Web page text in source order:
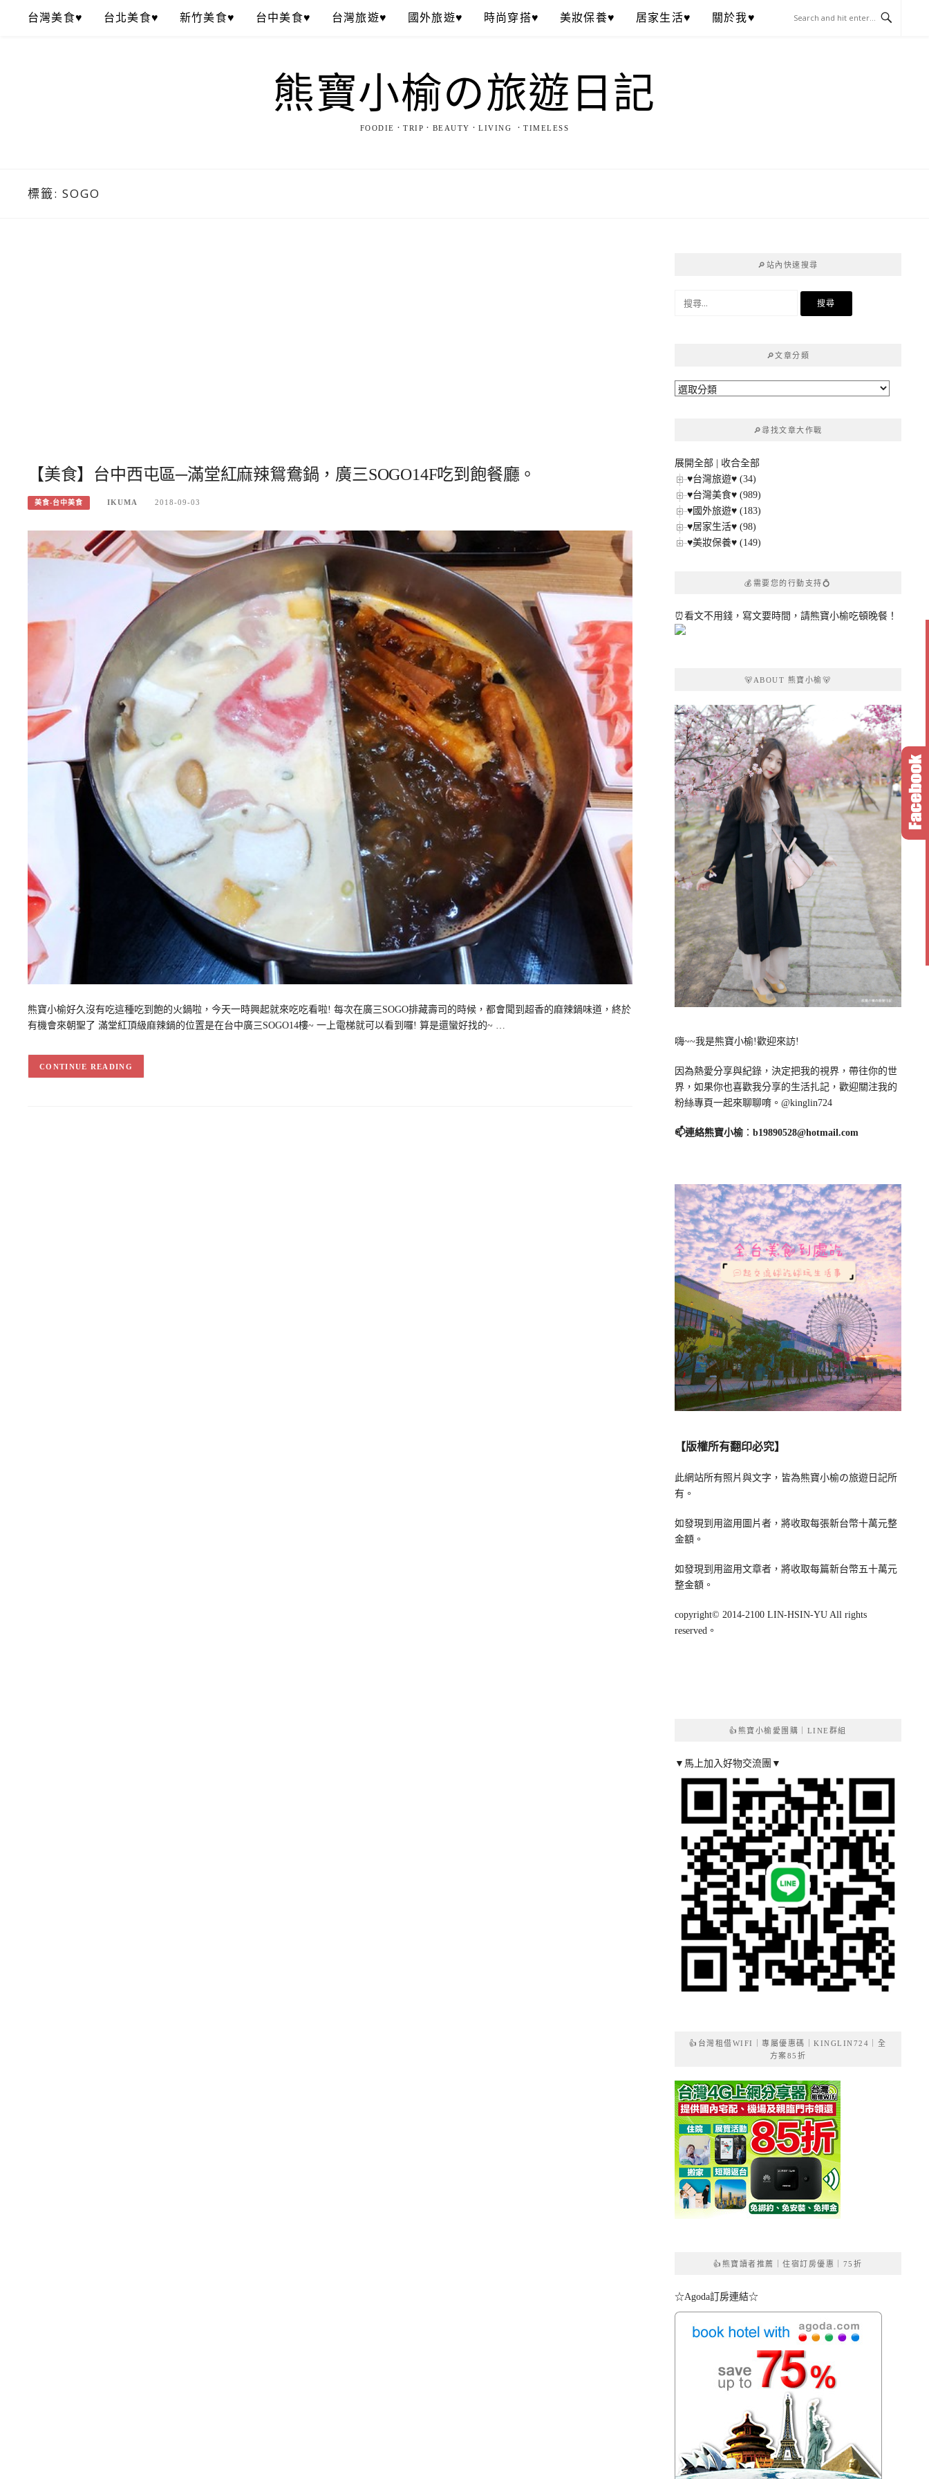
台灣美食♥ 台北美食♥ 新竹美食♥ 台中美食♥ 台灣旅遊♥ 國外旅遊♥ 時尚穿搭♥ 美妝保養♥ 居家生活♥ 關於我♥
熊寶小榆の旅遊日記
FOODIE．TRIP．BEAUTY．LIVING ．TIMELESS
標籤: SOGO
【美食】台中西屯區─滿堂紅麻辣鴛鴦鍋，廣三SOGO14F吃到飽餐廳。
美食-台中美食 IKUMA 2018-09-03
熊寶小榆好久沒有吃這種吃到飽的火鍋啦，今天一時興起就來吃吃看啦! 每次在廣三SOGO排藏壽司的時候，都會聞到超香的麻辣鍋味道，終於
有機會來朝聖了 滿堂紅頂級麻辣鍋的位置是在台中廣三SOGO14樓~ 一上電梯就可以看到囉! 算是還蠻好找的~ …
CONTINUE READING
🔎站內快速搜尋
🔎文章分類
🔎
🔎尋找文章大作戰
展開全部
收合全部
♥台灣旅遊♥ (34)
♥台灣美食♥ (989)
♥國外旅遊♥ (183)
♥居家生活♥ (98)
♥美妝保養♥ (149)
💰需要您的行動支持💍
⏰看文不用錢，寫文要時間，請熊寶小榆吃頓晚餐！
🐻ABOUT 熊寶小榆🐻
嗨~~我是熊寶小榆!歡迎來訪!
因為熱愛分享與紀錄，決定把我的視界，帶往你的世
界，如果你也喜歡我分享的生活扎記，歡迎關注我的
粉絲專頁一起來聊聊唷。@kinglin724
📫連絡熊寶小榆： b19890528@hotmail.com
【版權所有翻印必究】
此網站所有照片與文字，皆為熊寶小榆の旅遊日記所
有。
如發現到用盜用圖片者，將收取每張新台幣十萬元整
金額。
如發現到用盜用文章者，將收取每篇新台幣五十萬元
整金額。
copyright© 2014-2100 LIN-HSIN-YU All rights
reserved。
👍熊寶小榆愛團購｜LINE群組
▼馬上加入好物交流團▼
👍台灣租借WIFI｜專屬優惠碼｜KINGLIN724｜全
方案85折
👍熊寶讀者推薦｜住宿訂房優惠｜75折
☆Agoda訂房連結☆